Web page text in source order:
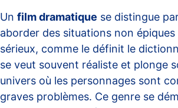
Un film dramatique se distingue
aborder des situations non
sérieux, comme le définit le
se veut souvent réaliste et plonge
univers où les personnages sont
graves problèmes. Ce genre se